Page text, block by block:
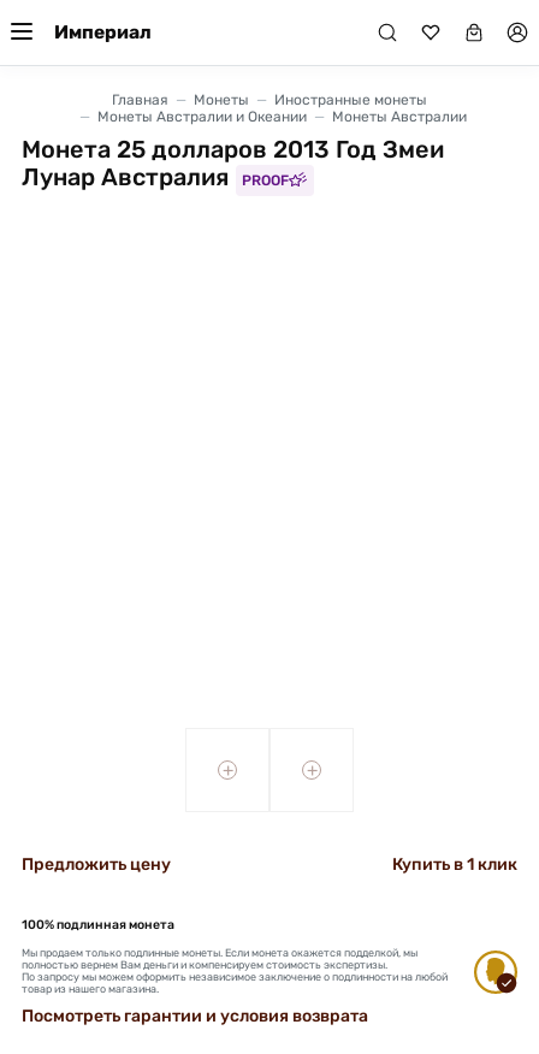
Империал
Главная Монеты
Иностранные монеты
Монеты Австралии и Океании
Монеты Австралии
Монета 25 долларов 2013 Год Змеи
Лунар Австралия
PROOF
+ +
Предложить цену Купить в 1 клик
100% подлинная монета
Мы продаем только подлинные монеты. Если монета окажется подделкой, мы
полностью вернем Вам деньги и компенсируем стоимость экспертизы.
По запросу мы можем оформить независимое заключение о подлинности на любой
товар из нашего магазина.
Посмотреть гарантии и условия возврата